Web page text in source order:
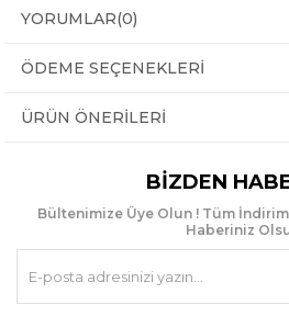
YORUMLAR(0)
ÖDEME SEÇENEKLERI
ÜRÜN ÖNERILERI
BIZDEN
Bültenimize Üye Olun ! Tüm
Haberiniz